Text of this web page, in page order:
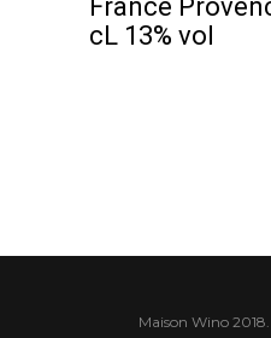
France
cL 13% vol
Maison Wino